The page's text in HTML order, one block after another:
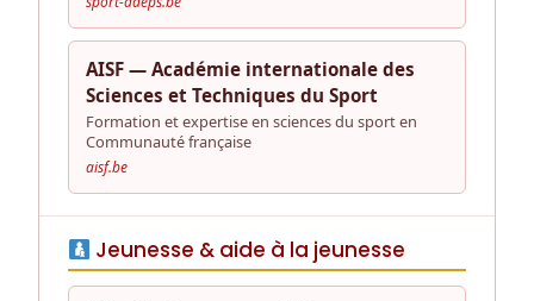
AISF — Académie internationale des
Sciences et Techniques du Sport
Formation et expertise en sciences du sport en
Communauté française
aisf.be
Jeunesse & aide à la jeunesse